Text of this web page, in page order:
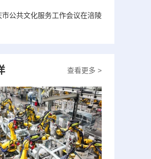
公共文化服务工作会议在涪陵
查看更多 >